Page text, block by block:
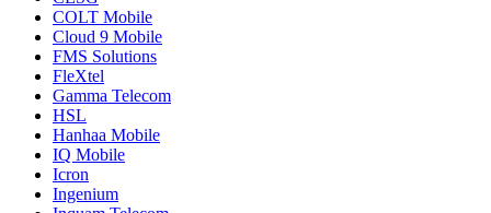
COLT Mobile
Cloud 9 Mobile
FMS Solutions
FleXtel
Gamma Telecom
HSL
Hanhaa Mobile
IQ Mobile
Icron
Ingenium